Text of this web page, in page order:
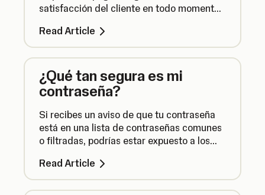
satisfacción del cliente en todo momento,
adicionales para aceptar pagos de forma
segura.
Read Article
¿Qué tan segura es mi
contraseña?
Si recibes un aviso de que tu contraseña
está en una lista de contraseñas comunes
o filtradas, podrías estar expuesto a los
Read Article